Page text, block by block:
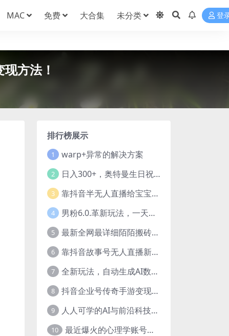
MAC 免费 大合集 未分类 登
方法！
排行榜展示
1 warp+异常的解决方案
2 日入300+，奥特曼生日祝福定制视频，小白练手项目-暖阳网
3 靠抖音半无人直播给宝宝起名，公域＋私域双重变现模式
4 男粉6.0.革新玩法，一天收入1500+，用美女引爆得物APP【揭秘】-暖阳网
5 最新全网最详细陌陌搬砖，0成本，日收益300+稳定收入【揭秘】
6 靠抖音故事号无人直播新玩法，日入3000+
7 全新玩法，自动生成AI数字人口播视频，单日最高3000+，能快速上手!-暖阳网
8 抖音企业号传奇手游变现，日入4500+，小白易上手
9 人人可学的AI与前沿科技普及课，零基础，不限背景通俗易懂，深入浅出-暖阳网
10 最近爆火的心理学账号拆解，每天一条视频，半个小时解决，轻松日入三百+-暖阳网